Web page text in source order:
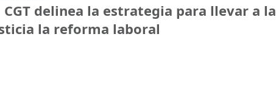
CGT delinea la estrategia para llevar a la
la reforma laboral